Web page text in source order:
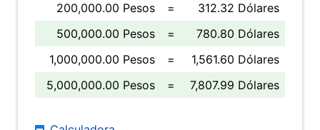
200,000.00 Pesos
=
312.32 Dólares
500,000.00 Pesos
=
780.80 Dólares
1,000,000.00 Pesos
=
1,561.60 Dólares
5,000,000.00 Pesos
= 7,807.99 Dólares